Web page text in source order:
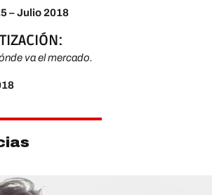
– Julio 2018
va el mercado.